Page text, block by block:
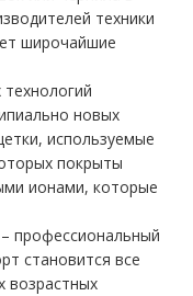
техники
широчайшие
новых
используемые
покрыты
ионами, которые
профессиональный
становится все
возрастных